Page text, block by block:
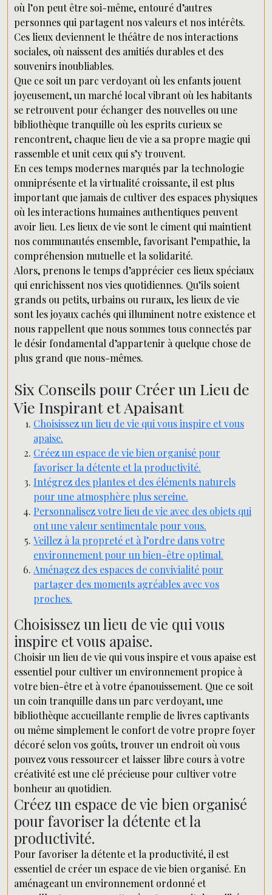
où l’on peut être soi-même, entouré d’autres
personnes qui partagent nos valeurs et nos intérêts.
Ces lieux deviennent le théâtre de nos interactions
sociales, où naissent des amitiés durables et des
souvenirs inoubliables.
Que ce soit un parc verdoyant où les enfants jouent
joyeusement, un marché local vibrant où les habitants
se retrouvent pour échanger des nouvelles ou une
bibliothèque tranquille où les esprits curieux se
rencontrent, chaque lieu de vie a sa propre magie qui
rassemble et unit ceux qui s’y trouvent.
En ces temps modernes marqués par la technologie
omniprésente et la virtualité croissante, il est plus
important que jamais de cultiver des espaces physiques
où les interactions humaines authentiques peuvent
avoir lieu. Les lieux de vie sont le ciment qui maintient
nos communautés ensemble, favorisant l’empathie, la
compréhension mutuelle et la solidarité.
Alors, prenons le temps d’apprécier ces lieux spéciaux
qui enrichissent nos vies quotidiennes. Qu’ils soient
grands ou petits, urbains ou ruraux, les lieux de vie
sont les joyaux cachés qui illuminent notre existence et
nous rappellent que nous sommes tous connectés par
le désir fondamental d’appartenir à quelque chose de
plus grand que nous-mêmes.
Six Conseils pour Créer un Lieu de
Vie Inspirant et Apaisant
Choisissez un lieu de vie qui vous inspire et vous
apaise.
Créez un espace de vie bien organisé pour
favoriser la détente et la productivité.
Intégrez des plantes et des éléments naturels
pour une atmosphère plus sereine.
Personnalisez votre lieu de vie avec des objets qui
ont une valeur sentimentale pour vous.
Veillez à la propreté et à l’ordre dans votre
environnement pour un bien-être optimal.
Aménagez des espaces de convivialité pour
partager des moments agréables avec vos
proches.
Choisissez un lieu de vie qui vous
inspire et vous apaise.
Choisir un lieu de vie qui vous inspire et vous apaise est
essentiel pour cultiver un environnement propice à
votre bien-être et à votre épanouissement. Que ce soit
un coin tranquille dans un parc verdoyant, une
bibliothèque accueillante remplie de livres captivants
ou même simplement le confort de votre propre foyer
décoré selon vos goûts, trouver un endroit où vous
pouvez vous ressourcer et laisser libre cours à votre
créativité est une clé précieuse pour cultiver votre
bonheur au quotidien.
Créez un espace de vie bien organisé
pour favoriser la détente et la
productivité.
Pour favoriser la détente et la productivité, il est
essentiel de créer un espace de vie bien organisé. En
aménageant un environnement ordonné et